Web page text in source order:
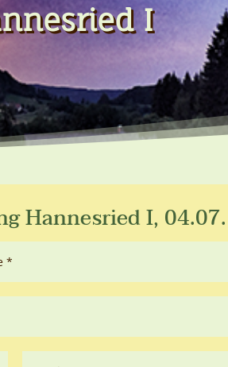
I
Hannesried I,